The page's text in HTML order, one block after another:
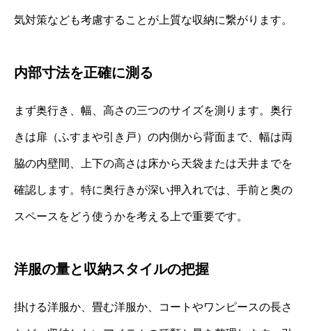
気対策なども考慮することが上質な収納に繋がります。
内部寸法を正確に測る
まず奥行き、幅、高さの三つのサイズを測ります。奥行
きは扉（ふすまや引き戸）の内側から背面まで、幅は両
脇の内壁間、上下の高さは床から天袋または天井までを
確認します。特に奥行きが深い押入れでは、手前と奥の
スペースをどう使うかを考える上で重要です。
洋服の量と収納スタイルの把握
掛ける洋服か、畳む洋服か、コートやワンピースの長さ